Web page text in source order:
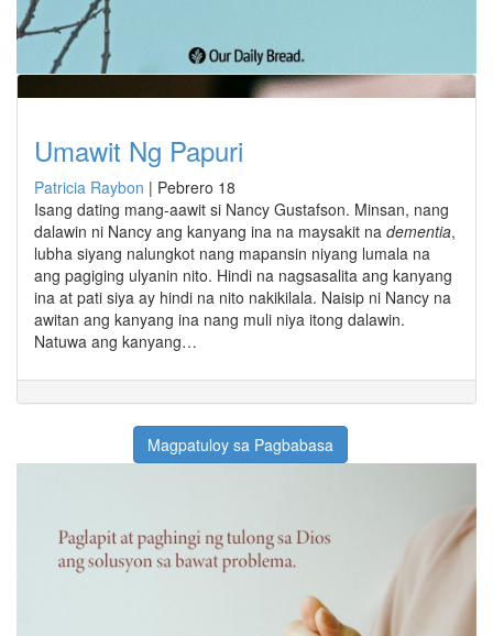
Umawit Ng Papuri
Patricia Raybon | Pebrero 18
Isang dating mang-aawit si Nancy Gustafson. Minsan, nang
dalawin ni Nancy ang kanyang ina na maysakit na dementia,
lubha siyang nalungkot nang mapansin niyang lumala na
ang pagiging ulyanin nito. Hindi na nagsasalita ang kanyang
ina at pati siya ay hindi na nito nakikilala. Naisip ni Nancy na
awitan ang kanyang ina nang muli niya itong dalawin.
Natuwa ang kanyang…
Magpatuloy sa Pagbabasa